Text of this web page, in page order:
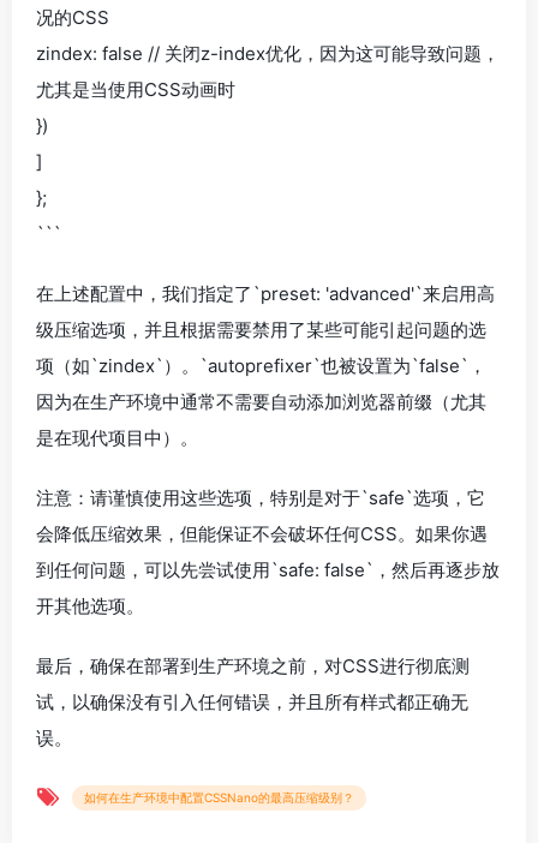
况的CSS
zindex: false // 关闭z-index优化，因为这可能导致问题，
尤其是当使用CSS动画时
})
]
};
```
在上述配置中，我们指定了`preset: 'advanced'`来启用高
级压缩选项，并且根据需要禁用了某些可能引起问题的选
项（如`zindex`）。`autoprefixer`也被设置为`false`，
因为在生产环境中通常不需要自动添加浏览器前缀（尤其
是在现代项目中）。
注意：请谨慎使用这些选项，特别是对于`safe`选项，它
会降低压缩效果，但能保证不会破坏任何CSS。如果你遇
到任何问题，可以先尝试使用`safe: false`，然后再逐步放
开其他选项。
最后，确保在部署到生产环境之前，对CSS进行彻底测
试，以确保没有引入任何错误，并且所有样式都正确无
误。
如何在生产环境中配置CSSNano的最高压缩级别？